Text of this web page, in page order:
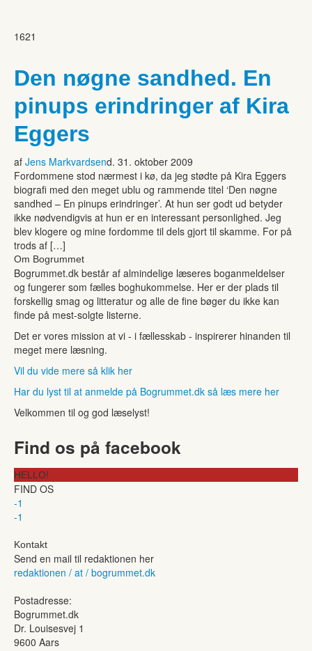
1621
Den nøgne sandhed. En
pinups erindringer af Kira
Eggers
af Jens Markvardsend. 31. oktober 2009
Fordommene stod nærmest i kø, da jeg stødte på Kira Eggers
biografi med den meget ublu og rammende titel ‘Den nøgne
sandhed – En pinups erindringer’. At hun ser godt ud betyder
ikke nødvendigvis at hun er en interessant personlighed. Jeg
blev klogere og mine fordomme til dels gjort til skamme. For på
trods af […]
Om Bogrummet
Bogrummet.dk består af almindelige læseres boganmeldelser
og fungerer som fælles boghukommelse. Her er der plads til
forskellig smag og litteratur og alle de fine bøger du ikke kan
finde på mest-solgte listerne.
Det er vores mission at vi - i fællesskab - inspirerer hinanden til
meget mere læsning.
Vil du vide mere så klik her
Har du lyst til at anmelde på Bogrummet.dk så læs mere her
Velkommen til og god læselyst!
Find os på facebook
HELLO!
FIND OS
-1
-1
Kontakt
Send en mail til redaktionen her
redaktionen / at / bogrummet.dk
Postadresse:
Bogrummet.dk
Dr. Louisesvej 1
9600 Aars